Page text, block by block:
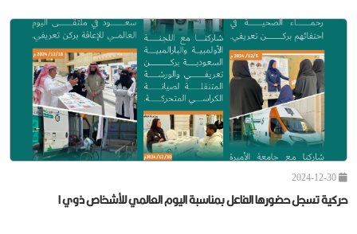
حركية تقدم الأجهزة الكهربائية المنزلية لعرسان حفل الزواج الج
قدمت جمعية حرك